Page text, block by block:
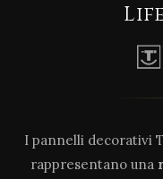
I pannelli decorativi
rappresentano una